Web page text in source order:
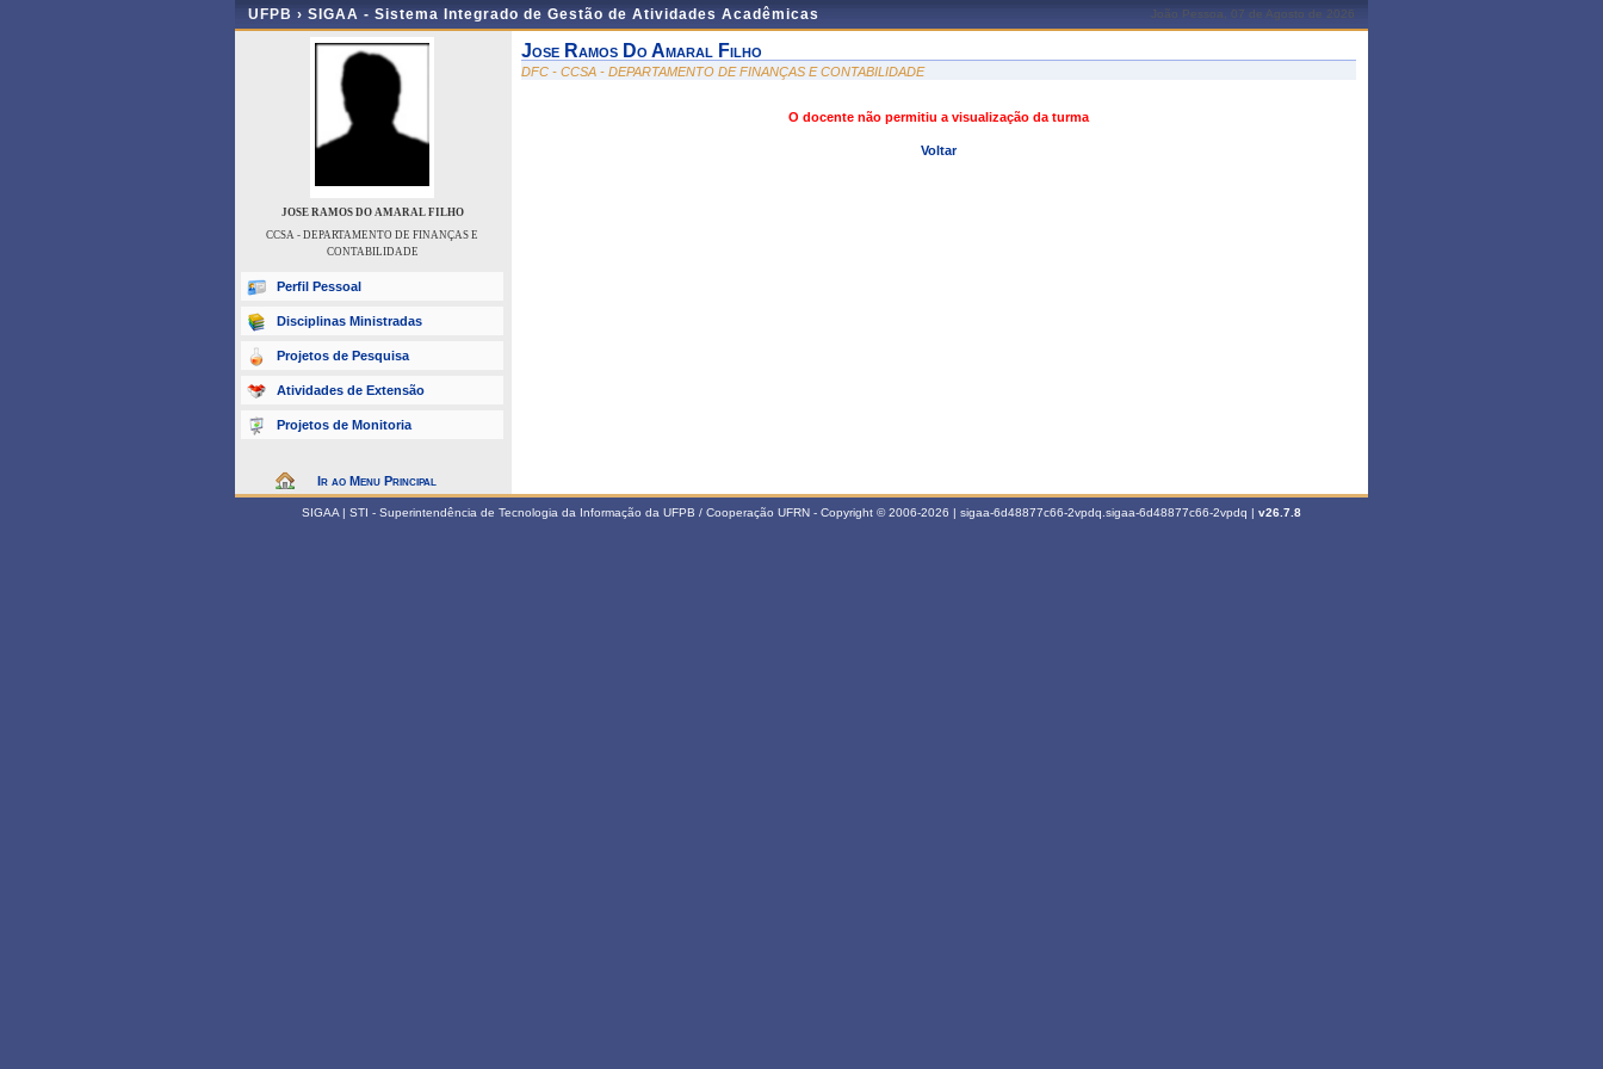
UFPB › SIGAA - Sistema Integrado de Gestão de Atividades Acadêmicas João Pessoa, 07 de Agosto de 2026
JOSE RAMOS DO AMARAL FILHO
CCSA - DEPARTAMENTO DE FINANÇAS E
CONTABILIDADE
Perfil Pessoal
Disciplinas Ministradas
Projetos de Pesquisa
Atividades de Extensão
Projetos de Monitoria
Ir ao Menu Principal
Jose Ramos Do Amaral Filho
DFC - CCSA - DEPARTAMENTO DE FINANÇAS E CONTABILIDADE
O docente não permitiu a visualização da turma
Voltar
SIGAA | STI - Superintendência de Tecnologia da Informação da UFPB / Cooperação UFRN - Copyright © 2006-2026 | sigaa-6d48877c66-2vpdq.sigaa-6d48877c66-2vpdq | v26.7.8